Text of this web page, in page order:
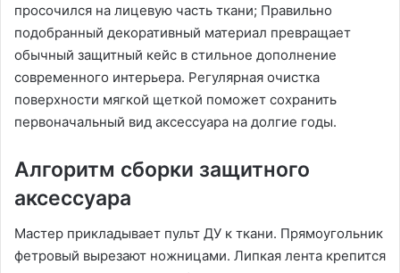
просочился на лицевую часть ткани; Правильно
подобранный декоративный материал превращает
обычный защитный кейс в стильное дополнение
современного интерьера. Регулярная очистка
поверхности мягкой щеткой поможет сохранить
первоначальный вид аксессуара на долгие годы.
Алгоритм сборки защитного
аксессуара
Мастер прикладывает пульт ДУ к ткани. Прямоугольник
фетровый вырезают ножницами. Липкая лента крепится